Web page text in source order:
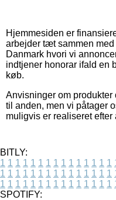
Hjemmesiden er
arbejder tæt sammen
Danmark hvori vi
indtjener honorar ifald en
køb.
Anvisninger om produkter
til anden, men vi påtager
muligvis er realiseret
BITLY:
1 1 1 1 1 1 1 1 1 1 1 1 1 1 1
1 1 1 1 1 1 1 1 1 1 1 1 1 1 1
1 1 1 1 1 1 1 1 1 1 1 1 1 1 1
SPOTIFY: